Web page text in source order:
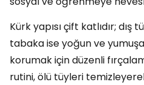
Kürk yapısı çift katlıdır; dış
tabaka ise yoğun ve
korumak için düzenli
rutini, ölü tüyleri